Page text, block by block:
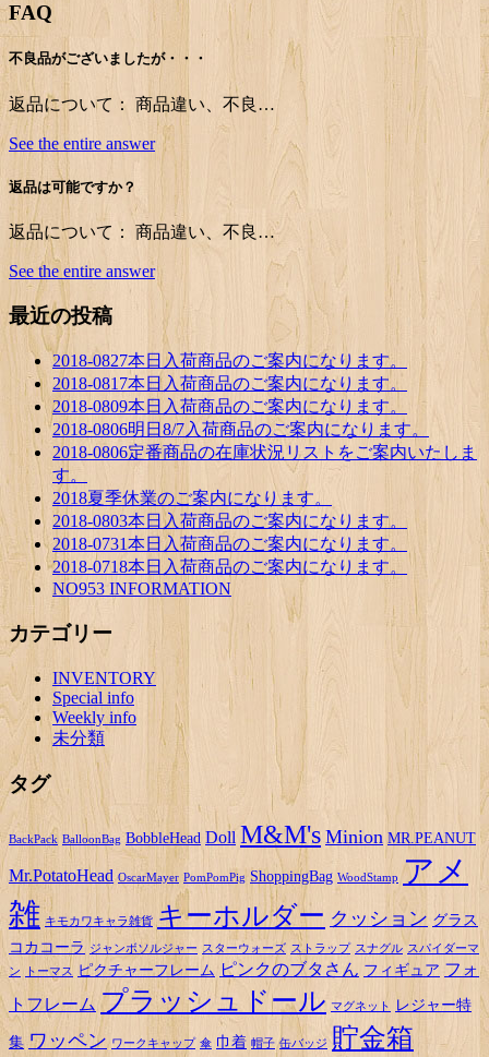
FAQ
不良品がございましたが・・・
返品について： 商品違い、不良…
See the entire answer
返品は可能ですか？
返品について： 商品違い、不良…
See the entire answer
最近の投稿
2018-0827本日入荷商品のご案内になります。
2018-0817本日入荷商品のご案内になります。
2018-0809本日入荷商品のご案内になります。
2018-0806明日8/7入荷商品のご案内になります。
2018-0806定番商品の在庫状況リストをご案内いたしま
す。
2018夏季休業のご案内になります。
2018-0803本日入荷商品のご案内になります。
2018-0731本日入荷商品のご案内になります。
2018-0718本日入荷商品のご案内になります。
NO953 INFORMATION
カテゴリー
INVENTORY
Special info
Weekly info
未分類
タグ
BackPack BalloonBag BobbleHead Doll M&M's Minion MR.PEANUT
Mr.PotatoHead OscarMayer PomPomPig ShoppingBag WoodStamp アメ
雑 キモカワキャラ雑貨 キーホルダー クッション グラス
コカコーラ ジャンボソルジャー スターウォーズ ストラップ スナグル スパイダーマ
ン
トーマス ピクチャーフレーム ピンクのブタさん フィギュア フォ
トフレーム プラッシュドール マグネット レジャー特
集 ワッペン ワークキャップ 傘 巾着 帽子 缶バッジ 貯金箱